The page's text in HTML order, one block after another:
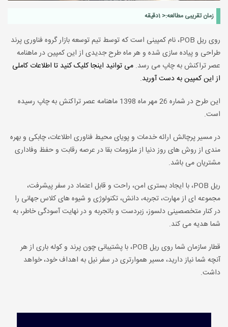
زمان تقریبی مطالعه:< 1 دقیقه
روی ریل POB، نام کمپینی است که توسط تیم توسعه بازار گروه فناوری پرند
طراحی و پیاده سازی شده و هر ماه طرح جدیدی از این کمپین در ماهنامه
عصر تراکنش به چاپ می رسد. می توانید اینجا کلیک کنید تا اطلاعات کاملی
از این کمپین به دست آورید.
این طرح در شماره 26 مهر ماه 1398 ماهنامه عصر تراکنش به چاپ رسیده
است.
در مسیر پرچالش ارائه خدمات و پویای محیط فناوری اطلاعات، چابکی و بهره
مندی از روش های روز دنیا از ملزومات بقا در عرصه رقابت و حفظ وفاداری
مشتریان می باشد.
ریل POB، با ایجاد بستری امن، راحت و قابل اعتماد در سفر پیشرفت،
مجموعه ای از مهارت، تجربه، دانش، تکنولوژی و شیوه های کلاس جهانی را
در کنار متخصصینی دلسوز، زبردست و باتجربه و در نهایت آسودگی خاطر، به
شما هدیه می کند.
قطار سازمان شما روی ریل POB، با پشتیبانی چون پرند و کوله باری از هر
آنچه شما نیاز دارید، مسیر هموارتری در سفر نیل به اهداف خود، خواهد
داشت.